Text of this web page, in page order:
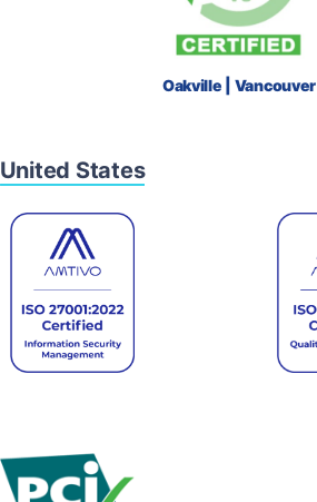
Oakville | Vancouver
United States